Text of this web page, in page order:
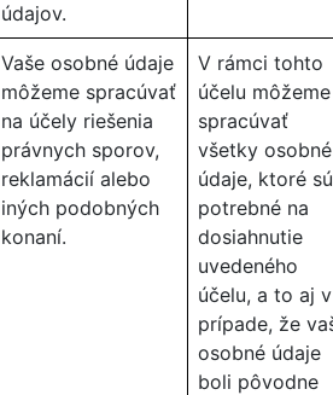
údajov.
Vaše osobné údaje
môžeme spracúvať
na účely riešenia
právnych sporov,
reklamácií alebo
iných podobných
konaní.
V rámci tohto
účelu môžeme
spracúvať
všetky osobné
údaje, ktoré sú
potrebné na
dosiahnutie
uvedeného
účelu, a to aj v
prípade, že
osobné údaje
boli pôvodne